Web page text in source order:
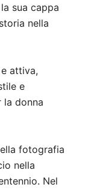
sua cappa
nella
attiva,
e
la donna
fotografia
nella
Nel